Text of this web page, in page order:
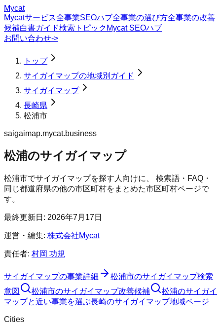
Mycat
Mycatサービス全事業SEOハブ全事業の選び方全事業の改善
候補白書ガイド検索トピック Mycat SEOハブ
お問い合わせ->
トップ
サイガイマップの地域別ガイド
サイガイマップ
長崎県
松浦市
saigaimap.mycat.business
松浦のサイガイマップ
松浦市でサイガイマップを探す人向けに、 検索語・FAQ・
同じ都道府県の他の市区町村をまとめた市区町村ページで
す。
最終更新日: 2026年7月17日
運営・編集: 株式会社Mycat
責任者: 村岡 功規
サイガイマップの事業詳細 松浦市のサイガイマップ検索
意図
松浦市のサイガイマップ改善候補
松浦のサイガイ
マップと近い事業を選ぶ長崎のサイガイマップ地域ページ
Cities